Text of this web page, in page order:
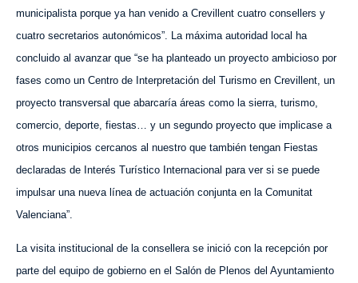
municipalista porque ya han venido a Crevillent cuatro consellers y
cuatro secretarios autonómicos”. La máxima autoridad local ha
concluido al avanzar que “se ha planteado un proyecto ambicioso por
fases como un Centro de Interpretación del Turismo en Crevillent, un
proyecto transversal que abarcaría áreas como la sierra, turismo,
comercio, deporte, fiestas… y un segundo proyecto que implicase a
otros municipios cercanos al nuestro que también tengan Fiestas
declaradas de Interés Turístico Internacional para ver si se puede
impulsar una nueva l ínea de actuación conjunta en la Comunitat
Valenciana”.
La visita institucional de la consellera se inició con la recepción por
parte del equipo de gobierno en el Salón de Plenos del Ayuntamiento